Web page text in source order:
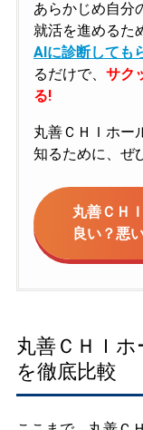
あらかじめ自分
就活を進めるた
AIに診断しても
るだけで、 サク
る!
丸善ＣＨＩホー
知るために、ぜ
丸善ＣＨ
良い？悪
丸善ＣＨＩ
を徹底比較